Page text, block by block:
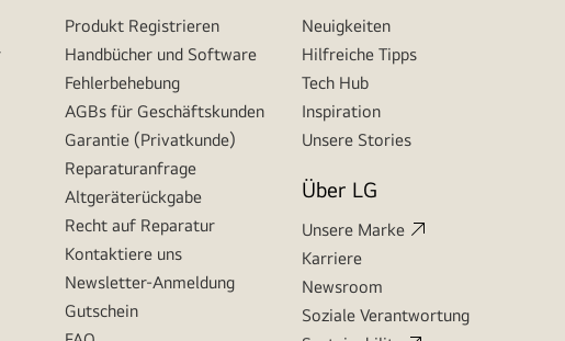
Produkt Registrieren
Handbücher und Software
Fehlerbehebung
AGBs für Geschäftskunden
Garantie (Privatkunde)
Reparaturanfrage
Altgeräterückgabe
Recht auf Reparatur
Kontaktiere uns
Newsletter-Anmeldung
Gutschein
Neuigkeiten
Hilfreiche Tipps
Tech Hub
Inspiration
Unsere Stories
Über LG
Unsere Marke
Karriere
Newsroom
Soziale Verantwortung